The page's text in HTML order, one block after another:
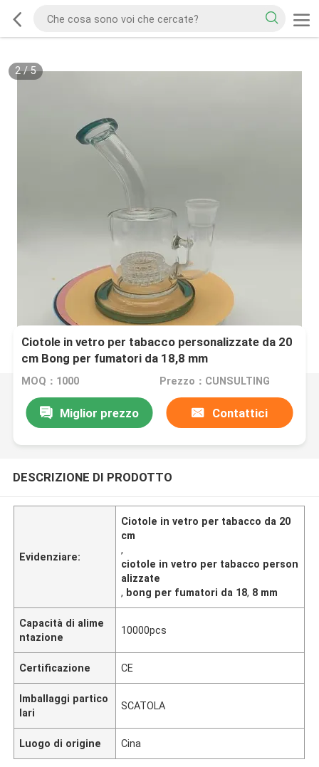
2/5
Ciotole in vetro per tabacco personalizzate da 20
cm Bong per fumatori da 18,8 mm
MOQ：1000 Prezzo：CUNSULTING
Miglior prezzo Contattici
DESCRIZIONE DI PRODOTTO
Evidenziare:
Ciotole in vetro per tabacco da 20
cm
,
ciotole in vetro per tabacco person
alizzate
, bong per fumatori da 18, 8 mm
Capacità di alime
ntazione
10000pcs
Certificazione CE
Imballaggi partico
lari
SCATOLA
Luogo di origine Cina